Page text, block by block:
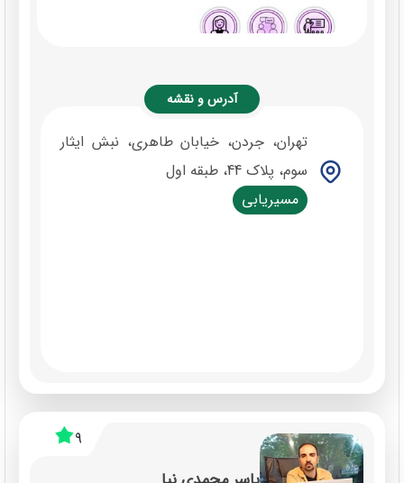
آدرس و نقشه
تهران، جردن، خیابان طاهری، نبش ایثار
سوم، پلاک 44، طبقه اول
مسیریابی
9